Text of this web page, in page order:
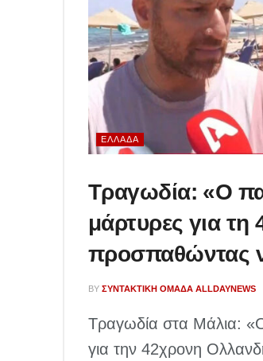
ΕΛΛΆΔΑ
Τραγωδία: «Ο
μάρτυρες για
προσπαθώντας
BY ΣΥΝΤΑΚΤΙΚΉ ΟΜΆΔΑ ALLDAYNEWS
Τραγωδία στα Μάλια:
για την 42χρονη